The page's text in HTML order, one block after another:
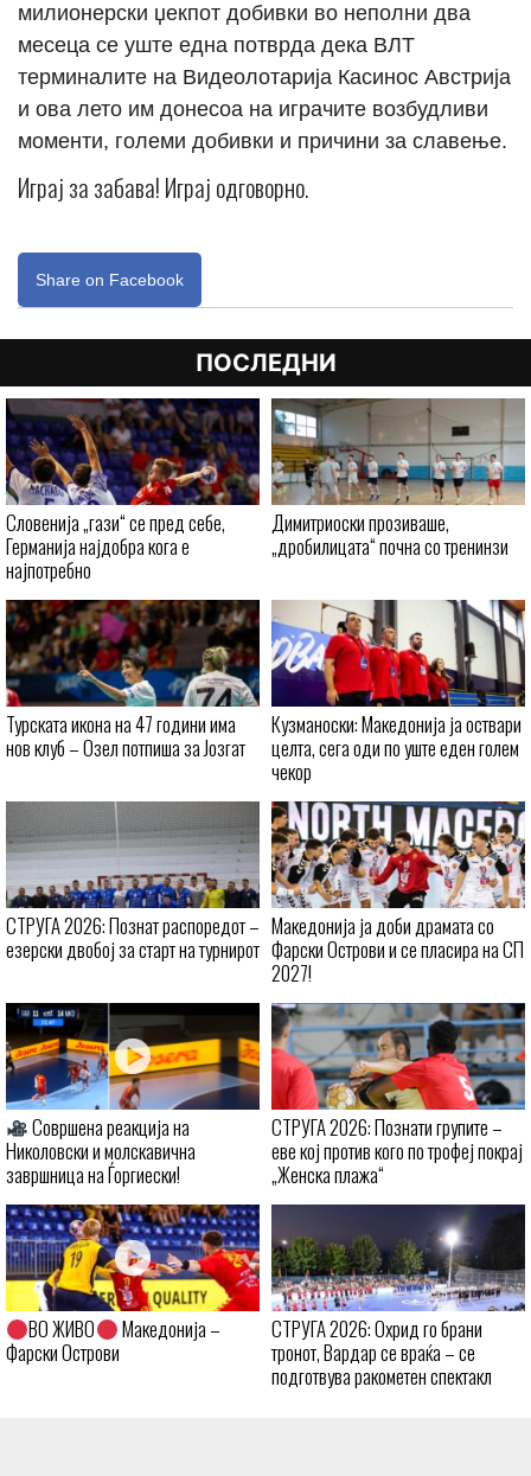
милионерски џекпот добивки во неполни два
месеца се уште една потврда дека ВЛТ
терминалите на Видеолотарија Касинос Австрија
и ова лето им донесоа на играчите возбудливи
моменти, големи добивки и причини за славење.
Играј за забава! Играј одговорно.
Share on Facebook
ПОСЛЕДНИ
Словенија „гази“ се пред себе,
Германија најдобра кога е
најпотребно
Димитриоски прозиваше,
„дробилицата“ почна со тренинзи
Турската икона на 47 години има
нов клуб – Озел потпиша за Јозгат
Кузманоски: Македонија ја оствари
целта, сега оди по уште еден голем
чекор
СТРУГА 2026: Познат распоредот –
езерски двобој за старт на турнирот
Македонија ја доби драмата со
Фарски Острови и се пласира на СП
2027!
Совршена реакција на
Николовски и молскавична
завршница на Ѓоргиески!
СТРУГА 2026: Познати групите –
еве кој против кого по трофеј покрај
„Женска плажа“
ВО ЖИВО
Македонија –
Фарски Острови
СТРУГА 2026: Охрид го брани
тронот, Вардар се враќа – се
подготвува ракометен спектакл